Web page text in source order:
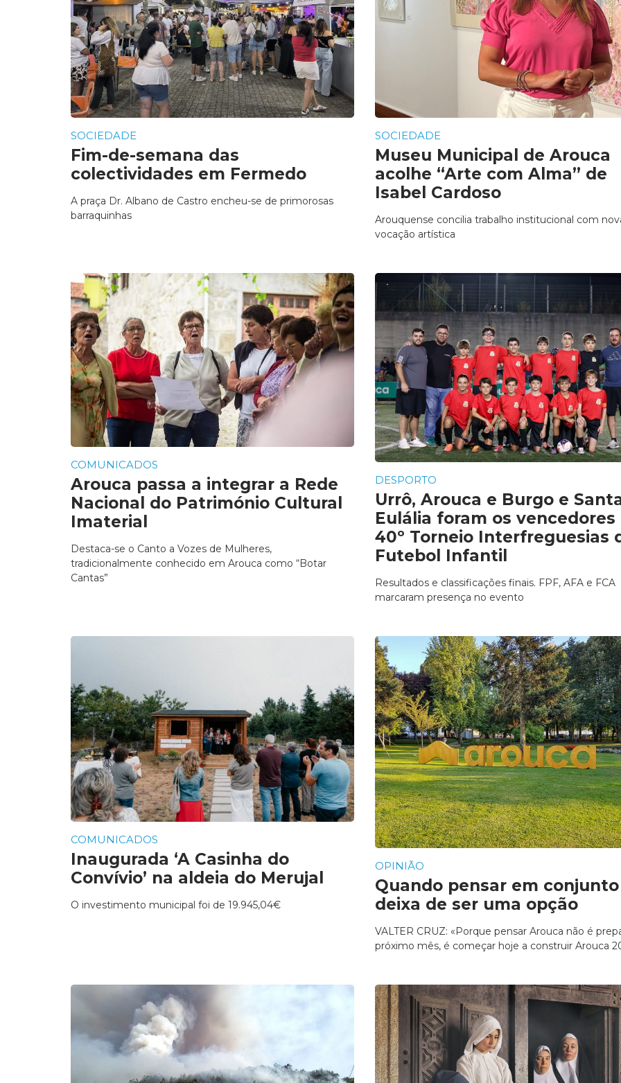
SOCIEDADE
Fim-de-semana das
colectividades em Fermedo
A praça Dr. Albano de Castro encheu-se de primorosas
barraquinhas
SOCIEDADE
Museu Municipal de Arouca
acolhe “Arte com Alma” de
Isabel Cardoso
Arouquense concilia trabalho institucional com
vocação artística
COMUNICADOS
Arouca passa a integrar a Rede
Nacional do Património Cultural
Imaterial
Destaca-se o Canto a Vozes de Mulheres,
tradicionalmente conhecido em Arouca como “Botar
Cantas”
DESPORTO
Urrô, Arouca e Burgo e
Eulália foram os vencedores
40º Torneio Interfreguesias
Futebol Infantil
Resultados e classificações finais. FPF, AFA e FCA
marcaram presença no evento
COMUNICADOS
Inaugurada ‘A Casinha do
Convívio’ na aldeia do Merujal
O investimento municipal foi de 19.945,04€
OPINIÃO
Quando pensar em conjunto
deixa de ser uma opção
VALTER CRUZ: «Porque pensar Arouca não é
próximo mês, é começar hoje a construir Arouca